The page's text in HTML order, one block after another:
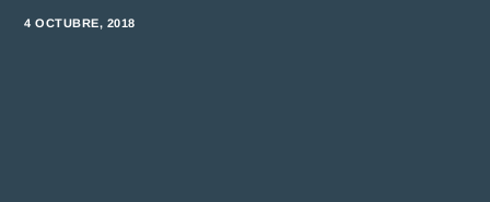
4 OCTUBRE, 2018